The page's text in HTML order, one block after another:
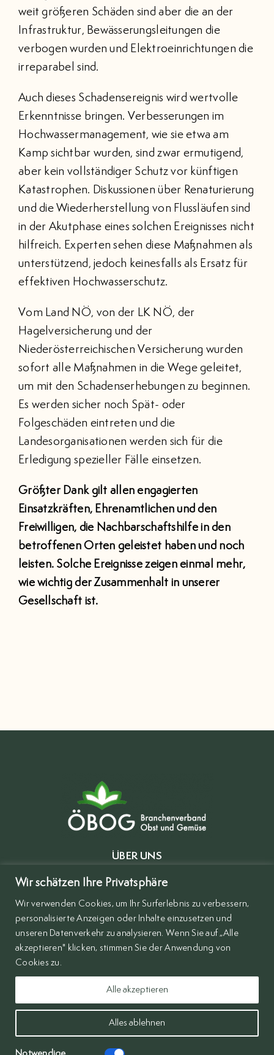
Wir schätzen Ihre Privatsphäre
Wir verwenden Cookies, um Ihr Surferlebnis zu verbessern,
personalisierte Anzeigen oder Inhalte einzusetzen und
unseren Datenverkehr zu analysieren. Wenn Sie auf „Alle
akzeptieren" klicken, stimmen Sie der Anwendung von
Cookies zu.
Alles ablehnen
Alle akzeptieren
Notwendige
weit größeren Schäden sind aber die an der
Infrastruktur, Bewässerungsleitungen die
verbogen wurden und Elektroeinrichtungen die
irreparabel sind.
Auch dieses Schadensereignis wird wertvolle
Erkenntnisse bringen. Verbesserungen im
Hochwassermanagement, wie sie etwa am
Kamp sichtbar wurden, sind zwar ermutigend,
aber kein vollständiger Schutz vor künftigen
Katastrophen. Diskussionen über Renaturierung
und die Wiederherstellung von Flussläufen sind
in der Akutphase eines solchen Ereignisses nicht
hilfreich. Experten sehen diese Maßnahmen als
unterstützend, jedoch keinesfalls als Ersatz für
effektiven Hochwasserschutz.
Vom Land NÖ, von der LK NÖ, der
Hagelversicherung und der
Niederösterreichischen Versicherung wurden
sofort alle Maßnahmen in die Wege geleitet,
um mit den Schadenserhebungen zu beginnen.
Es werden sicher noch Spät- oder
Folgeschäden eintreten und die
Landesorganisationen werden sich für die
Erledigung spezieller Fälle einsetzen.
Größter Dank gilt allen engagierten
Einsatzkräften, Ehrenamtlichen und den
Freiwilligen, die Nachbarschaftshilfe in den
betroffenen Orten geleistet haben und noch
leisten. Solche Ereignisse zeigen einmal mehr,
wie wichtig der Zusammenhalt in unserer
Gesellschaft ist.
ÜBER UNS
MITGLIEDER
BRANCHENVERZEICHNIS
KONTAKT